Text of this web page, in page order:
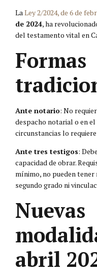
La Ley 2/2024, de 6 de
de 2024, ha
del testamento vital en
Formas
Ante notario: No
despacho notarial o en
circunstancias lo
Ante tres testigos:
capacidad de obrar.
mínimo, no pueden
segundo grado ni
Nuevas
abril